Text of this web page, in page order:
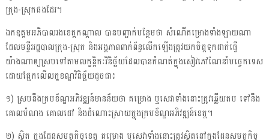
ក្រុង-ស្រុកផងដែរ។
ឯកឧត្តមអភិបាលរងខេត្តកណ្តាល បានបញ្ជាក់បន្ថែមថា សំណើគម្រោងទាំងឡាយណា
ដែលមន្ទីររដ្ឋបាលក្រុង-ស្រុក និងអង្គភាពពាក់ព័ន្ធលើកឡើងត្រូវយកចិត្តទុកដាក់ធ្វើ
យ៉ាងណាឲ្យស្របទៅតាមលក្ខន្តិកៈវិនិច្ឆ័យដែលបានកំណត់ក្នុងសៀវភៅណែនាំបច្ចេកទេស
ដោយផ្អែកលើលក្ខខណ្ឌវិនិច្ឆ័យដូចជា៖
១) ស្របនឹងក្របខ័ណ្ឌអភិវឌ្ឍន៍មានន័យថា គម្រោង ឬសេវាទាំងនោះត្រូវឆ្លើយតប ទៅនឹង
គោលបំណង គោលដៅ និងដំណោះស្រាយក្នុ្ងងក្របខ័ណ្ឌអភិវឌ្ឍន៍ខេត្ដ។
២) ស្ថិត ក្នុងដែនសមត្ថកិច្ចខេត្ត គម្រោង ឬសេវាទាំងនោះត្រូវស្ថិតនៅក្នុងដែនសមត្ថកិច្ច